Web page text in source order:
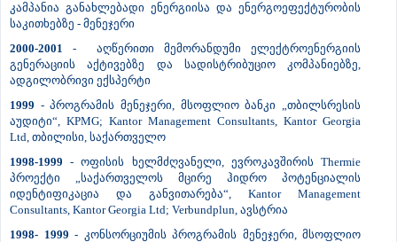
კამპანია განახლებადი ენერგიისა და ენერგოეფექტურობის
საკითხებზე - მენეჯერი
2000-2001- აღწერითი მემორანდუმი ელექტროენერგიის
გენერაციის აქტივებზე და სადისტრიბუციო კომპანიებზე,
ადგილობრივი ექსპერტი
1999 - პროგრამის მენეჯერი, მსოფლიო ბანკი „თბილსრესის
აუდიტი“, KPMG; Kantor Management Consultants, Kantor Georgia
Ltd, თბილისი, საქართველო
1998-1999 - ოფისის ხელმძღვანელი, ევროკავშირის Thermie
პროექტი „საქართველოს მცირე ჰიდრო პოტენციალის
იდენტიფიკაცია და განვითარება“, Kantor Management
Consultants, Kantor Georgia Ltd; Verbundplun, ავსტრია
1998- 1999 - კონსორციუმის პროგრამის მენეჯერი, მსოფლიო